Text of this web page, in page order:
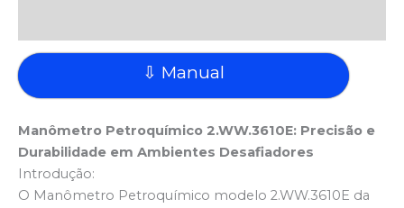
⇩ Manual
Manômetro Petroquímico 2.WW.3610E: Precisão e
Durabilidade em Ambientes Desafiadores
Introdução:
O Manômetro Petroquímico modelo 2.WW.3610E da